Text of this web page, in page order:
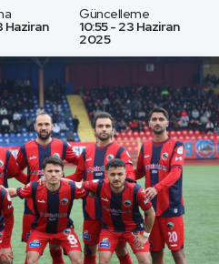
Haziran
Güncelleme
10:55 - 23 Haziran
2025